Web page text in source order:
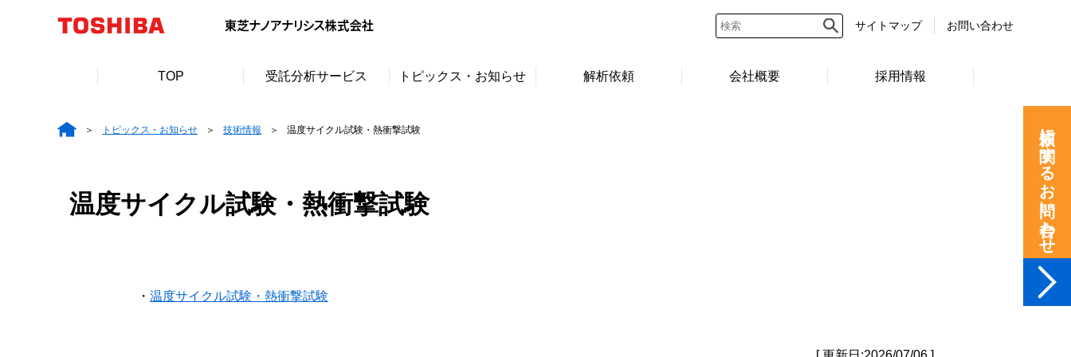
サイトマップ お問い合わせ
TOP 受託分析サービス トピックス・お知らせ 解析依頼 会社概要 採用情報
トピックス・お知らせ 技術情報 温度サイクル試験・熱衝撃試験
温度サイクル試験・熱衝撃試験
・ 温度サイクル試験・熱衝撃試験
依頼に関するお問い合わせ